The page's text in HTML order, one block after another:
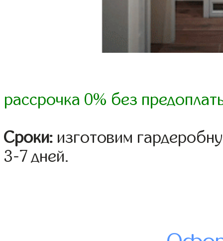
рассрочка 0% без
Сроки: изготовим
3-7 дней.